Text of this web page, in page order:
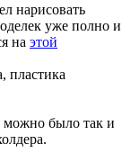
нарисовать
уже полно и
на этой
пластика
можно было так и